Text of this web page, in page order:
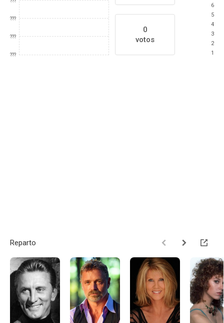
???
???
???
0
votos
6
5
4
3
2
1
Reparto